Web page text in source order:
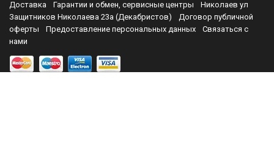
Доставка Гарантии и обмен, сервисные центры
Николаев ул
Защитников Николаева 23а (Декабристов)
Договор публичной
оферты
Предоставление персональных данных
Связаться с
нами